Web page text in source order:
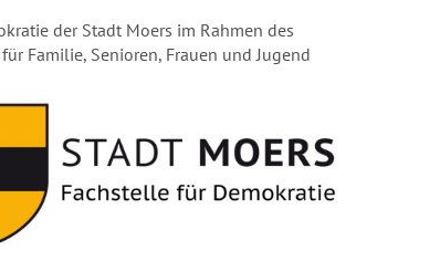
der Stadt Moers im Rahmen des
Familie, Senioren, Frauen und Jugend